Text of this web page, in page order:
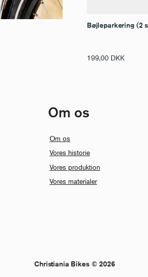
Bøjleparkering (2
199,00 DKK
Om os
Om os
Vores historie
Vores produktion
Vores materialer
Christiania Bikes © 2026